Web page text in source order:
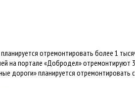
отремонтировать более 1
на портале «Добродел»
дороги» планируется отремонтировать